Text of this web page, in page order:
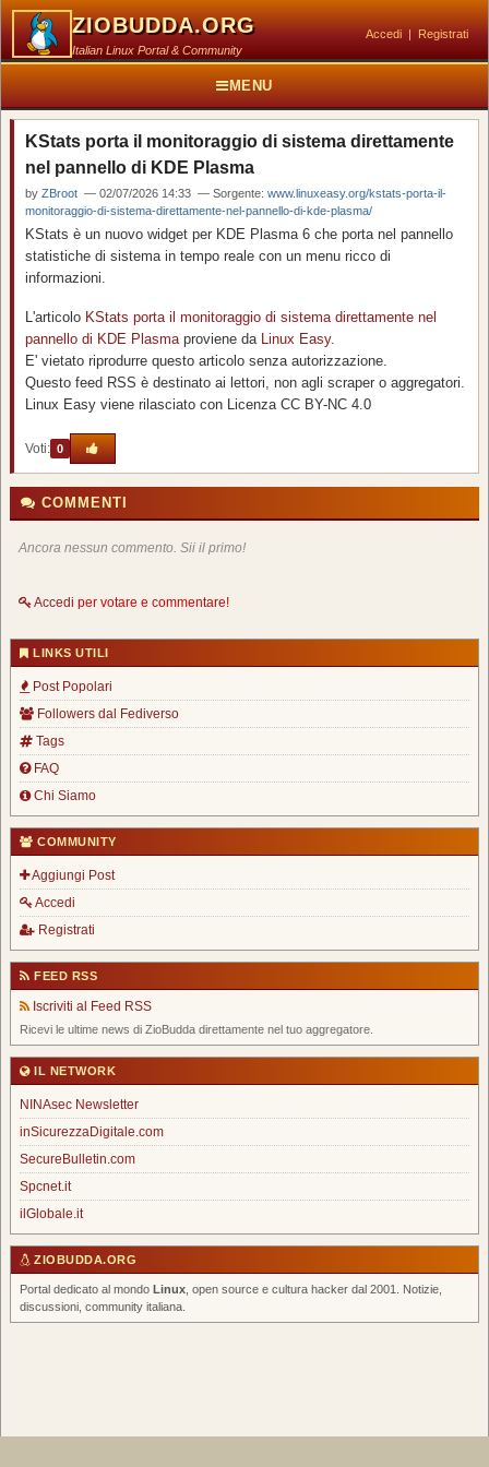
ZIOBUDDA.ORG
Italian Linux Portal & Community
Accedi | Registrati
MENU
KStats porta il monitoraggio di sistema direttamente
nel pannello di KDE Plasma
by ZBroot — 02/07/2026 14:33 — Sorgente: www.linuxeasy.org/kstats-porta-il-
monitoraggio-di-sistema-direttamente-nel-pannello-di-kde-plasma/
KStats è un nuovo widget per KDE Plasma 6 che porta nel pannello
statistiche di sistema in tempo reale con un menu ricco di
informazioni.
L'articolo KStats porta il monitoraggio di sistema direttamente nel
pannello di KDE Plasmaproviene da Linux Easy.
E' vietato riprodurre questo articolo senza autorizzazione.
Questo feed RSS è destinato ai lettori, non agli scraper o aggregatori.
Linux Easy viene rilasciato con Licenza CC BY-NC 4.0
Voti: 0
COMMENTI
Ancora nessun commento. Sii il primo!
Accedi per votare e commentare!
LINKS UTILI
Post Popolari
Followers dal Fediverso
Tags
FAQ
Chi Siamo
COMMUNITY
Aggiungi Post
Accedi
Registrati
FEED RSS
Iscriviti al Feed RSS
Ricevi le ultime news di ZioBudda direttamente nel tuo aggregatore.
IL NETWORK
NINAsec Newsletter
inSicurezzaDigitale.com
SecureBulletin.com
Spcnet.it
ilGlobale.it
ZIOBUDDA.ORG
Portal dedicato al mondo Linux , open source e cultura hacker dal 2001. Notizie,
discussioni, community italiana.